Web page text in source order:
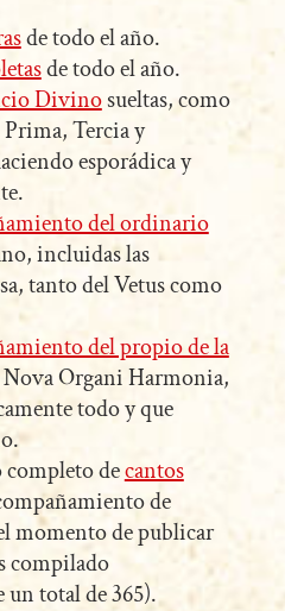
de todo el año.
de todo el año.
Divinosueltas, como
Prima, Tercia y
esporádica y
del ordinario
incluidas las
tanto del Vetus como
del propio de la
Nova Organi Harmonia,
todo y que
decantos
de
momento de publicar
compilado
total de 365).